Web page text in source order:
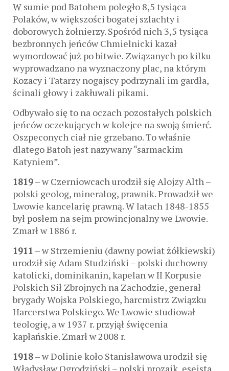
W sumie pod Batohem poległo 8,5 tysiąca
Polaków, w większości bogatej szlachty i
doborowych żołnierzy. Spośród nich 3,5 tysiąca
bezbronnych jeńców Chmielnicki kazał
wymordować już po bitwie. Związanych po kilku
wyprowadzano na wyznaczony plac, na którym
Kozacy i Tatarzy nogajscy podrzynali im gardła,
ścinali głowy i zakłuwali pikami.
Odbywało się to na oczach pozostałych polskich
jeńców oczekujących w kolejce na swoją śmierć.
Oszpeconych ciał nie grzebano. To właśnie
dlatego Batoh jest nazywany “sarmackim
Katyniem”.
1819– w Czerniowcach urodził się Alojzy Alth –
polski geolog, mineralog, prawnik. Prowadził we
Lwowie kancelarię prawną. W latach 1848-1855
był posłem na sejm prowincjonalny we Lwowie.
Zmarł w 1886 r.
1911 – w Strzemieniu (dawny powiat żółkiewski)
urodził się Adam Studziński – polski duchowny
katolicki, dominikanin, kapelan w II Korpusie
Polskich Sił Zbrojnych na Zachodzie, generał
brygady Wojska Polskiego, harcmistrz Związku
Harcerstwa Polskiego. We Lwowie studiował
teologię, a w 1937 r. przyjął święcenia
kapłańskie. Zmarł w 2008 r.
1918– w Dolinie koło Stanisławowa urodził się
Władysław Ogrodziński – polski prozaik, eseista,